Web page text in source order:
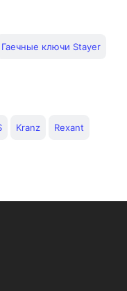
Гаечные ключи Stayer
Kranz Rexant